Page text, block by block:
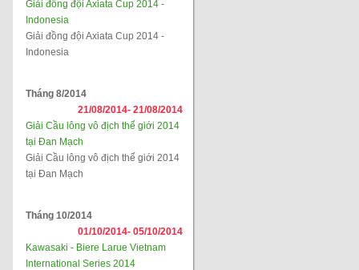
Giải đồng đội Axiata Cup 2014 -
Indonesia
Giải đồng đội Axiata Cup 2014 -
Indonesia
Tháng 8/2014
21/08/2014- 21/08/2014
Giải Cầu lông vô địch thế giới 2014
tại Đan Mạch
Giải Cầu lông vô địch thế giới 2014
tại Đan Mạch
Tháng 10/2014
01/10/2014- 05/10/2014
Kawasaki - Biere Larue Vietnam
International Series 2014